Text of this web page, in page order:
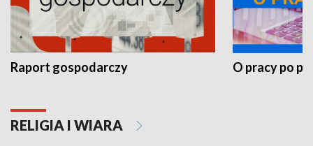
Raport gospodarczy O pracy po
RELIGIA I WIARA